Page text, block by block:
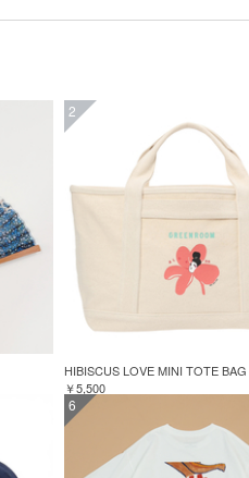
2
HIBISCUS LOVE MINI TOTE BAG
￥5,500
6